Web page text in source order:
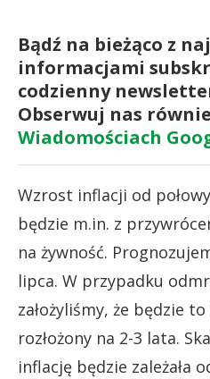
Bądź na bieżąco z
informacjami
codzienny
Obserwuj nas
Wiadomościach
Wzrost inflacji od
będzie m.in. z
na żywność.
lipca. W przypadku
założyliśmy, że będzie
rozłożony na 2-3 lata.
inflację będzie zależała